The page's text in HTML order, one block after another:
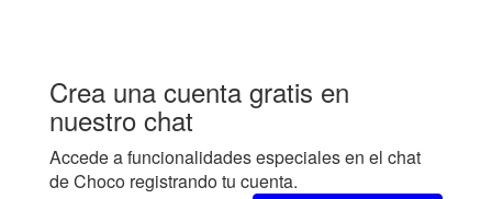
Crea una cuenta gratis en
nuestro chat
Accede a funcionalidades especiales en el chat
de Choco registrando tu cuenta.